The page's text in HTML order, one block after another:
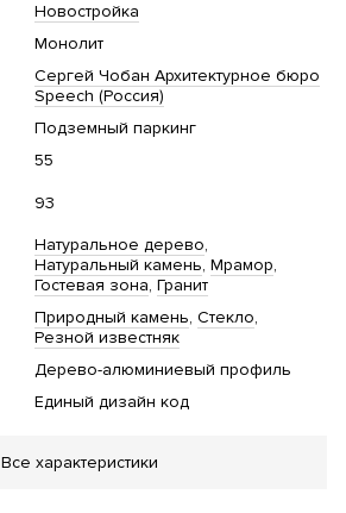
Новостройка
Монолит
Сергей Чобан Архитектурное бюро
Speech (Россия)
Подземный паркинг
55
93
Натуральное дерево
Натуральный камень Мрамор
Гостевая зона Гранит
Природный камень Стекло
Резной известняк
Дерево-алюминиевый профиль
Единый дизайн код
Все характеристики